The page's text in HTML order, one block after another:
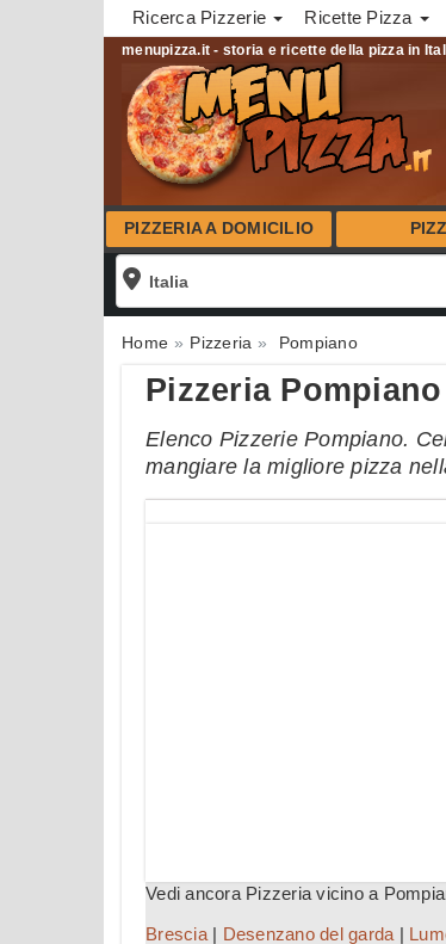
Ricerca Pizzerie Ricette Pizza
menupizza.it - storia e ricette della pizza in
PIZZERIA A DOMICILIO
Home Pizzeria Pompiano
Pizzeria Pompiano
Elenco Pizzerie Pompiano.
mangiare la migliore pizza
Vedi ancora Pizzeria vicino a
Brescia| Desenzano del garda |